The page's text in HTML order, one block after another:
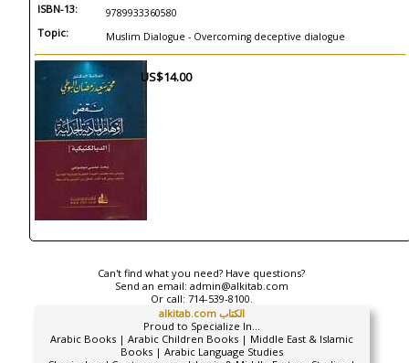
ISBN-13: 9789933360580
Topic: Muslim Dialogue - Overcoming deceptive dialogue
US$14.00
Can't find what you need? Have questions?
Send an email: admin@alkitab.com
Or call: 714-539-8100.
alkitab.com الكتاب
Proud to Specialize In...
Arabic Books | Arabic Children Books | Middle East & Islamic
Books | Arabic Language Studies